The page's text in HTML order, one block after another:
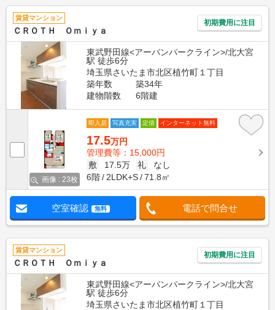
賃貸マンション
ＣＲＯＴＨ Ｏｍｉｙａ
初期費用に注目
東武野田線<アーバンパークライン>/北大宮
駅 徒歩6分
埼玉県さいたま市北区植竹町１丁目
築年数
築34年
建物階数
6階建
画像 : 23枚
即入居 写真充実 定借 インターネット無料
17.5万円
管理費等：15,000円
敷
17.5万 礼
なし
6階
2LDK+S 71.8㎡
空室確認 無料 電話で問合せ
賃貸マンション
ＣＲＯＴＨ Ｏｍｉｙａ
初期費用に注目
東武野田線<アーバンパークライン>/北大宮
駅 徒歩6分
埼玉県さいたま市北区植竹町１丁目